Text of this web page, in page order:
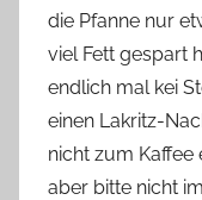
die Pfanne nur
viel Fett gespart
endlich mal kei
einen Lakritz-
nicht zum Kaffee
aber bitte nicht